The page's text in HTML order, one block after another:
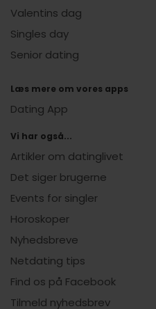
Valentins dag
Singles day
Senior dating
Læs mere om vores apps
Dating App
Vi har også...
Artikler om datinglivet
Det siger brugerne
Events for singler
Horoskoper
Nyhedsbreve
Netdating tips
Find os på Facebook
Tilmeld nyhedsbrev